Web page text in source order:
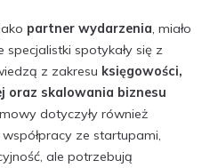
partner wydarzenia , miało
spotykały się z
z zakresu księgowości,
oraz skalowania biznesu
dotyczyły również
ze startupami,
ale potrzebują